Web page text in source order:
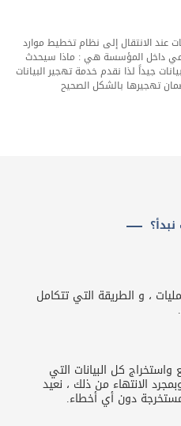
عند الانتقال إلى نظام تخطيط موارد
داخل المؤسسة هي : ماذا سيحدث
جيداً لذا نقدم خدمة تهجير البيانات
تهجيرها بالشكل الصحيح
، و الطريقة التي تتكامل
كل البيانات التي
الانتهاء من ذلك ، نعيد
مستخرجة دون أي أخطاء.